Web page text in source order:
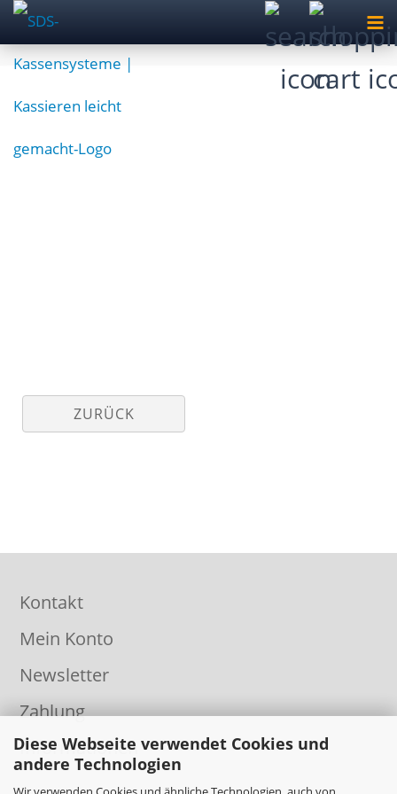
Diese Webseite verwendet Cookies und
andere Technologien
ZURÜCK
Kontakt
Mein Konto
Newsletter
Zahlung
Informationen